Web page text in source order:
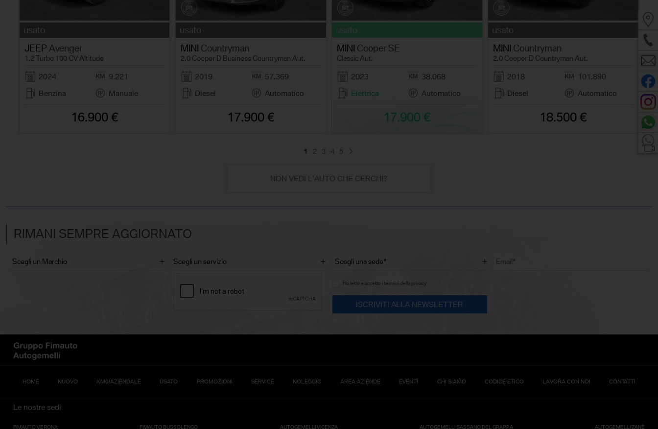
usato
JEEP Avenger
1.2 Turbo 100 CV Altitude
2024
9.221
Benzina
Manuale
16.900 €
usato
MINI Countryman
2.0 Cooper D Business Countryman Aut.
2019
57.369
Diesel
Automatico
17.900 €
usato
MINI Cooper SE
Classic Aut.
2023
38.068
Elettrica
Automatico
17.900 €
usato
MINI Countryman
2.0 Cooper D Countryman Aut.
2018
101.890
Diesel
Automatico
18.500 €
1 2 3 4 5
NON VEDI L'AUTO CHE CERCHI?
RIMANI SEMPRE AGGIORNATO
Ho letto e accetto i termini della privacy
HOME NUOVO KM0/AZIENDALE USATO PROMOZIONI SERVICE NOLEGGIO AREA AZIENDE EVENTI CHI SIAMO CODICE ETICO LAVORA CON NOI CONTATTI
Le nostre sedi
FIMAUTO VERONA FIMAUTO BUSSOLENGO AUTOGEMELLI VICENZA AUTOGEMELLI BASSANO DEL GRAPPA AUTOGEMELLI ZANÈ